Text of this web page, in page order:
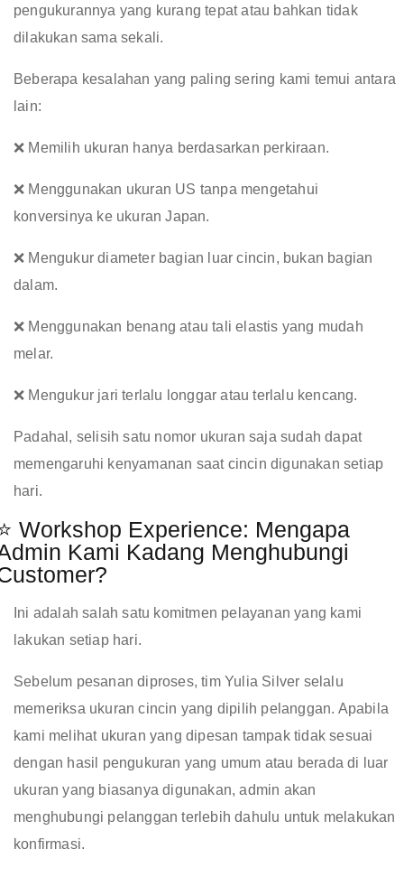
pengukurannya yang kurang tepat atau bahkan tidak
dilakukan sama sekali.
Beberapa kesalahan yang paling sering kami temui antara
lain:
❌ Memilih ukuran hanya berdasarkan perkiraan.
❌ Menggunakan ukuran US tanpa mengetahui
konversinya ke ukuran Japan.
❌ Mengukur diameter bagian luar cincin, bukan bagian
dalam.
❌ Menggunakan benang atau tali elastis yang mudah
melar.
❌ Mengukur jari terlalu longgar atau terlalu kencang.
Padahal, selisih satu nomor ukuran saja sudah dapat
memengaruhi kenyamanan saat cincin digunakan setiap
hari.
Workshop Experience: Mengapa
Kami Kadang Menghubungi
Ini adalah salah satu komitmen pelayanan yang kami
lakukan setiap hari.
Sebelum pesanan diproses, tim Yulia Silver selalu
memeriksa ukuran cincin yang dipilih pelanggan. Apabila
kami melihat ukuran yang dipesan tampak tidak sesuai
dengan hasil pengukuran yang umum atau berada di luar
ukuran yang biasanya digunakan, admin akan
menghubungi pelanggan terlebih dahulu untuk melakukan
konfirmasi.